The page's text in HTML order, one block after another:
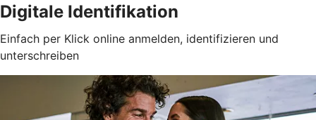
Digitale Identifikation
Einfach per Klick online anmelden, identifizieren und
unterschreiben